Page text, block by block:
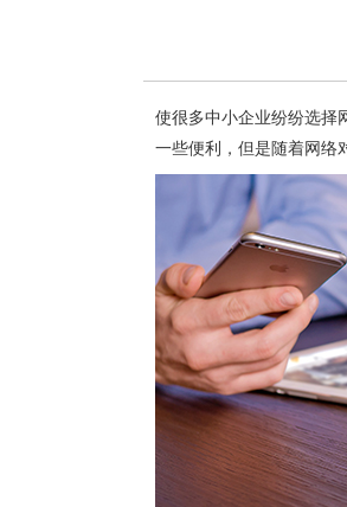
使很多中小企业纷纷选择
一些便利，但是随着网络